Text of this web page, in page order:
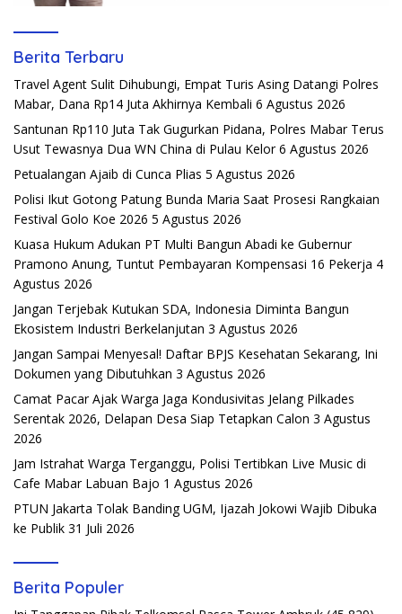
Berita Terbaru
Travel Agent Sulit Dihubungi, Empat Turis Asing Datangi Polres
Mabar, Dana Rp14 Juta Akhirnya Kembali 6 Agustus 2026
Santunan Rp110 Juta Tak Gugurkan Pidana, Polres Mabar Terus
Usut Tewasnya Dua WN China di Pulau Kelor 6 Agustus 2026
Petualangan Ajaib di Cunca Plias 5 Agustus 2026
Polisi Ikut Gotong Patung Bunda Maria Saat Prosesi Rangkaian
Festival Golo Koe 2026 5 Agustus 2026
Kuasa Hukum Adukan PT Multi Bangun Abadi ke Gubernur
Pramono Anung, Tuntut Pembayaran Kompensasi 16 Pekerja 4
Agustus 2026
Jangan Terjebak Kutukan SDA, Indonesia Diminta Bangun
Ekosistem Industri Berkelanjutan 3 Agustus 2026
Jangan Sampai Menyesal! Daftar BPJS Kesehatan Sekarang, Ini
Dokumen yang Dibutuhkan 3 Agustus 2026
Camat Pacar Ajak Warga Jaga Kondusivitas Jelang Pilkades
Serentak 2026, Delapan Desa Siap Tetapkan Calon 3 Agustus
2026
Jam Istrahat Warga Terganggu, Polisi Tertibkan Live Music di
Cafe Mabar Labuan Bajo 1 Agustus 2026
PTUN Jakarta Tolak Banding UGM, Ijazah Jokowi Wajib Dibuka
ke Publik 31 Juli 2026
Berita Populer